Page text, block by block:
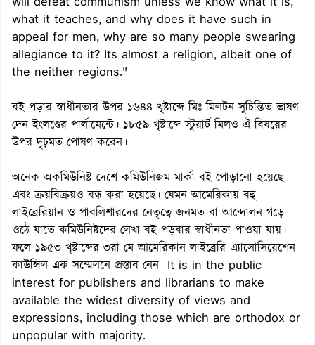
what it teaches, and why does it have such in
appeal for men, why are so many people swearing
allegiance to it? Its almost a religion, albeit one of
the neither regions."
বই পড়ার স্বাধীনতার উপর ১৬৪৪ খৃষ্টাব্দে মিঃ মিলটন সুচিন্তিত ভাষণ
দেন ইংলণ্ডের পার্লামেন্টে। ১৮৫৯ খৃষ্টাব্দে স্টুয়ার্ট মিলও ঐ বিষয়ের
উপর দৃঢ়মত পোষণ করেন।
অনেক অকমিউনিষ্ট দেশে কমিউনিজম মার্কা বই পোড়ানো হয়েছে
এবং ক্রয়বিক্রয়ও বন্ধ করা হয়েছে। যেমন আমেরিকায় বহু
লাইব্রেরিয়ান ও পাবলিশারদের নেতৃত্বে জনমত বা আন্দোলন গড়ে
ওঠে যাতে কমিউনিষ্টদের লেখা বই পড়বার স্বাধীনতা পাওয়া যায়।
ফলে ১৯৫৩ খৃষ্টাব্দের ৩রা মে আমেরিকান লাইব্রেরি এ্যাসোসিয়েশেন
কাউন্সিল এক সম্মেলনে প্রস্তাব নেন- It is in the public
interest for publishers and librarians to make
available the widest diversity of views and
expressions, including those which are orthodox or
unpopular with majority.